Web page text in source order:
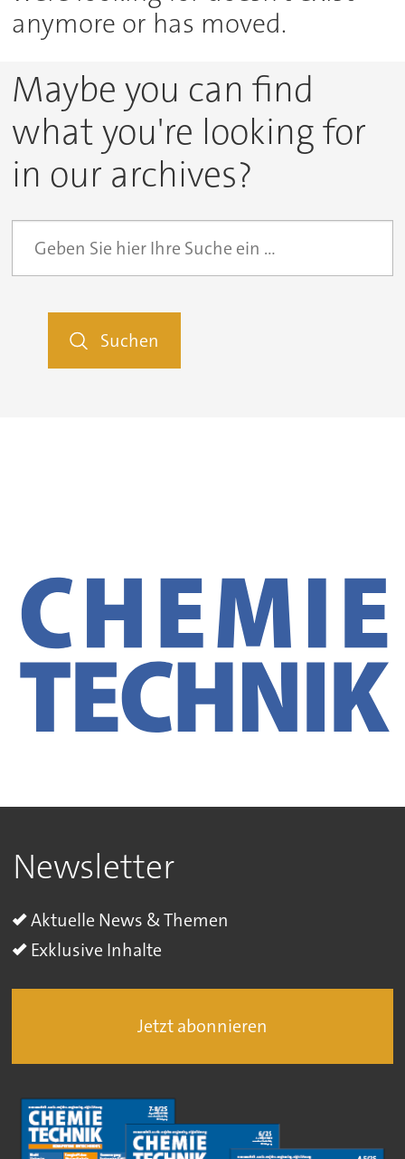
anymore or has moved.
Maybe you can find
what you're looking for
in our archives?
Suchen
Newsletter
Aktuelle News & Themen
Exklusive Inhalte
Jetzt abonnieren